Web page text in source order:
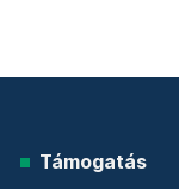
Támogatás